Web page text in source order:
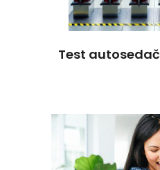
Test